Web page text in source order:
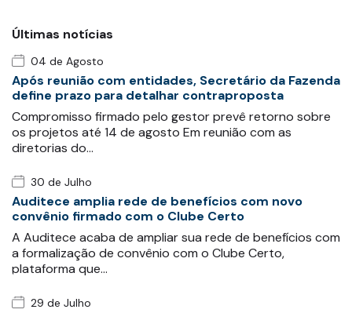
Últimas notícias
04 de Agosto
Após reunião com entidades, Secretário da Fazenda
define prazo para detalhar contraproposta
Compromisso firmado pelo gestor prevê retorno sobre
os projetos até 14 de agosto Em reunião com as
diretorias do…
30 de Julho
Auditece amplia rede de benefícios com novo
convênio firmado com o Clube Certo
A Auditece acaba de ampliar sua rede de benefícios com
a formalização de convênio com o Clube Certo,
plataforma que…
29 de Julho